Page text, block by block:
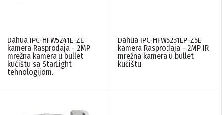
Dahua IPC-HFW5241E-ZE
kamera Rasprodaja - 2MP
mrežna kamera u bullet
kućištu sa StarLight
tehnologijom.
Dahua IPC-HFW5231EP-Z5E
kamera Rasprodaja - 2MP IR
mrežna kamera u bullet
kućištu